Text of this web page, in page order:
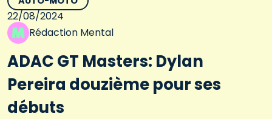
22/08/2024
Rédaction Mental
ADAC GT Masters: Dylan
Pereira douzième pour ses
débuts